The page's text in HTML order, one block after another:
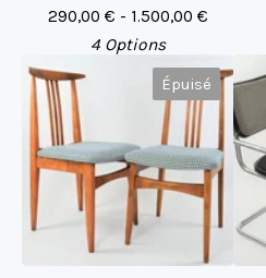
290,00 € - 1.500,00 €
4 Options
Épuisé